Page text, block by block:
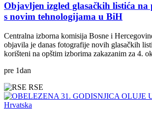
Objavljen izgled glasačkih listića
s novim tehnologijama u BiH
Centralna izborna komisija Bosne i
objavila je danas fotografije novih glasačkih
korišteni na opštim izborima zakazanim za 4.
pre 1dan
RSE
Hrvatska